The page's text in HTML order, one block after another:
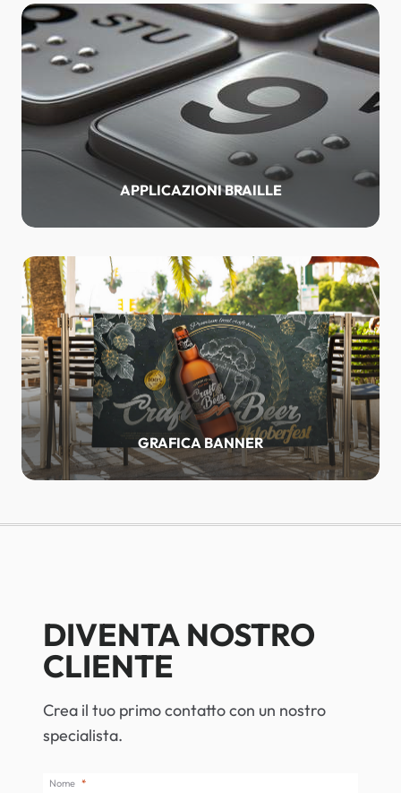
APPLICAZIONI BRAILLE
GRAFICA BANNER
DIVENTA NOSTRO
CLIENTE
Crea il tuo primo contatto con un nostro
specialista.
Nome